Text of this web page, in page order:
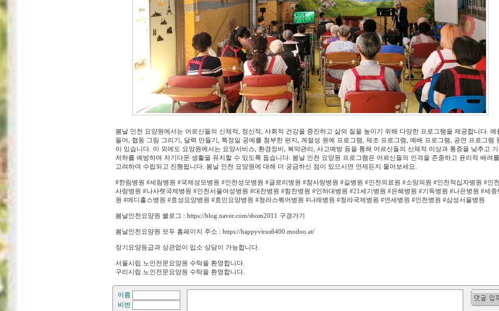
봄날 인천 요양원에서는 어르신들의 신체적, 정신적, 사회적 건강을 증진하고 삶의 질을 높이기 위해 다양한 프로그램을 제공합니다. 예
들어, 협동 그림 그리기, 달력 만들기, 특정일 공예를 첨부한 편지, 계절성 원예 프로그램, 체조 프로그램, 예배 프로그램, 공연 프로그램
이 있습니다. 이 외에도 요양원에서는 요양서비스, 환경정비, 복약관리, 사고예방 등을 통해 어르신들의 신체적 이상과 통증을 낮추고 기
저하를 예방하며 자기다운 생활을 유지할 수 있도록 돕습니다. 봄날 인천 요양원 프로그램은 어르신들의 인격을 존중하고 윤리적 배려를
고려하여 수립되고 진행됩니다. 봄날 인천 요양원에 대해 더 궁금하신 점이 있으시면 언제든지 물어보세요.
#한림병원 #세림병원 #국제성모병원 #인천성모병원 #글로리병원 #참사랑병원 #길병원 #인천의료원 #소망의원 #인천적십자병원 #인천
사랑병원 #나사렛국제병원 #인천서울여성병원 #대찬병원 #힘찬병원 #인하대병원 #21세기병원 #은혜병원 #기독병원 #나은병원 #세종
원 #메디홀스병원 #효성요양병원 #효민요양병원 #청라스퀘어병원 #나래병원 #청라국제병원 #연세병원 #인천병원 #삼성서울병원
봄날인천요양원 블로그 : https://blog.naver.com/sbom2011 구경가기
봄날인천요양원 모두 홈페이지 주소 : https://happyvirus6400.modoo.at/
장기요양등급과 상관없이 입소 상담이 가능합니다.
서울시립 노인전문요양원 수탁을 환영합니다.
구리시립 노인전문요양원 수탁을 환영합니다.
이름
비번